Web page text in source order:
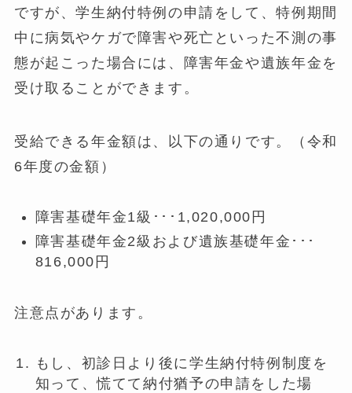
ですが、学生納付特例の申請をして、特例期間
中に病気やケガで障害や死亡といった不測の事
態が起こった場合には、障害年金や遺族年金を
受け取ることができます。
受給できる年金額は、以下の通りです。（令和
6年度の金額）
障害基礎年金1級･･･1,020,000円
障害基礎年金2級および遺族基礎年金･･･
816,000円
注意点があります。
もし、初診日より後に学生納付特例制度を
知って、慌てて納付猶予の申請をした場